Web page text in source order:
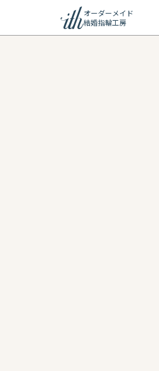
オーダーメイド
結婚指輪工房